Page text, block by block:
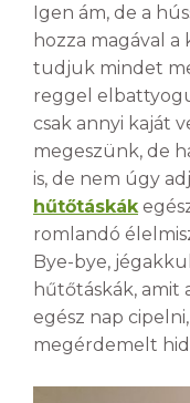
Igen ám, de a
hozza magával
tudjuk mindet
reggel
csak annyi kaját
megeszünk, de
is, de nem úgy
hűtőtáskák
romlandó
Bye-bye,
hűtőtáskák, amit
egész nap
megérdemelt